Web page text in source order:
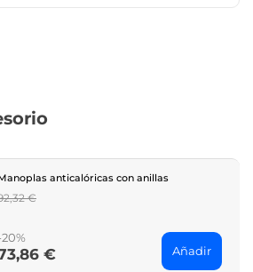
anticalóricas con anillas
€
20%
€ Añadir